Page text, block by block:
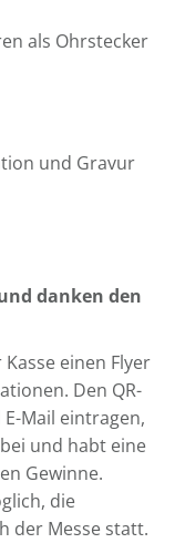
als Ohrstecker
und Gravur
danken den
einen Flyer
Den QR-
Mail eintragen,
und habt eine
Gewinne.
die
der Messe statt.